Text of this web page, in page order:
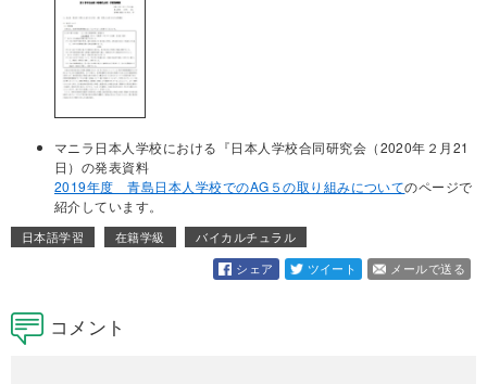
マニラ日本人学校における『日本人学校合同研究会（2020年２月21
日）の発表資料
2019年度 青島日本人学校でのAG５の取り組みについてのページで
紹介しています。
日本語学習 在籍学級
バイカルチュラル
シェア
ツイート メールで送る
コメント